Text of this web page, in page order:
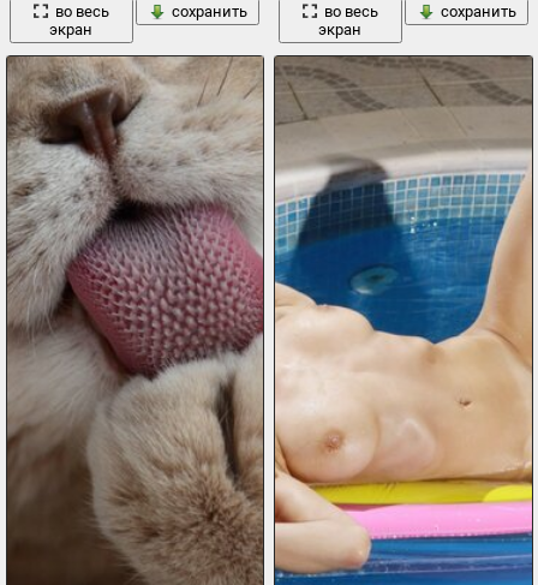
во весь
экран
сохранить
во весь
экран
сохранить